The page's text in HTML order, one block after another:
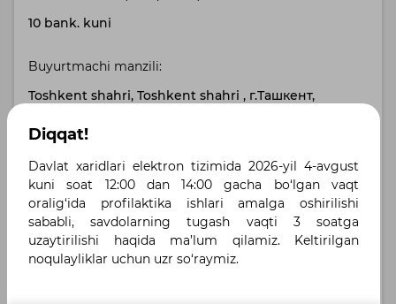
10 bank. kuni
Buyurtmachi manzili:
Toshkent shahri, Toshkent shahri , г.Ташкент,
Yetkazib berish manzili:
Хорезмская область, Ургенч , ул. Аль-Хорезмий,
д.101
Belgilangan tillar :
Diqqat!
Davlat xaridlari elektron tizimida 2026-yil 4-avgust
kuni soat 12:00 dan 14:00 gacha bo‘lgan vaqt
oralig‘ida profilaktika ishlari amalga oshirilishi
sababli, savdolarning tugash vaqti 3 soatga
uzaytirilishi haqida ma’lum qilamiz. Keltirilgan
noqulayliklar uchun uzr so‘raymiz.